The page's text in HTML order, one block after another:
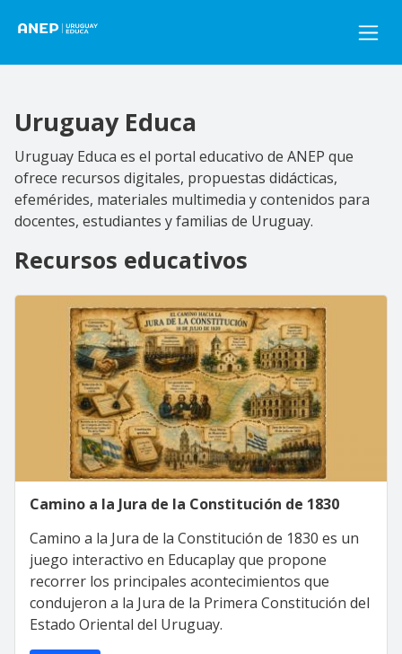
Uruguay Educa
Uruguay Educa es el portal educativo de ANEP que
ofrece recursos digitales, propuestas didácticas,
efemérides, materiales multimedia y contenidos para
docentes, estudiantes y familias de Uruguay.
Recursos educativos
Camino a la Jura de la Constitución de 1830
Camino a la Jura de la Constitución de 1830 es un
juego interactivo en Educaplay que propone
recorrer los principales acontecimientos que
condujeron a la Jura de la Primera Constitución del
Estado Oriental del Uruguay.